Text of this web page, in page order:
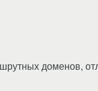
доменов,